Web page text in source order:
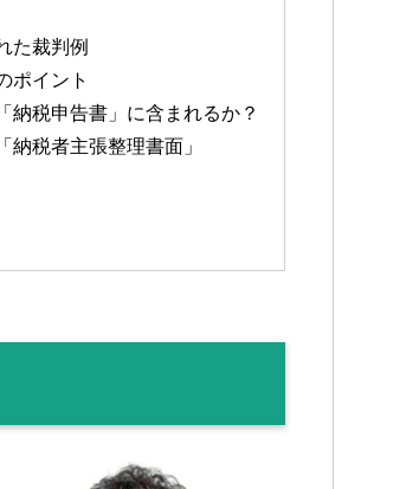
た裁判例
ポイント
納税申告書」に含まれるか？
税者主張整理書面」